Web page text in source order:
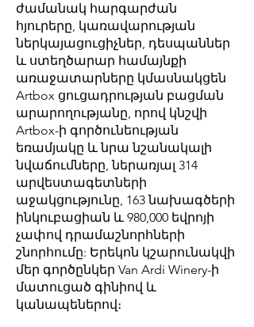
ժամանակ հարգարժան
հյուրերը, կառավարության
ներկայացուցիչներ, դեսպաններ
և ստեղծարար համայնքի
առաջատարները կմասնակցեն
Artbox ցուցադրության բացման
արարողությանը, որով կնշվի
Artbox-ի գործունեության
եռամյակը և նրա նշանակալի
նվաճումները, ներառյալ 314
արվեստագետների
աջակցությունը, 163 նախագծերի
ինկուբացիան և 980,000 եվրոյի
չափով դրամաշնորհների
շնորհումը: Երեկոն կշարունակվի
մեր գործընկեր Van Ardi Winery-ի
մատուցած գինիով և
կանապեներով։